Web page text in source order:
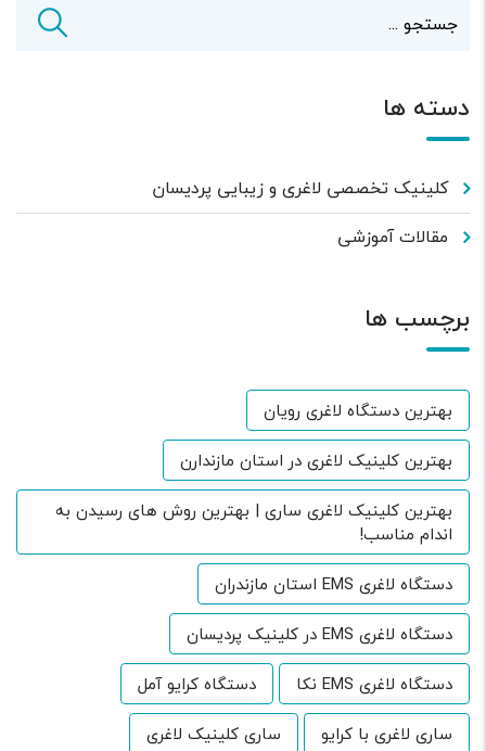
دسته ها
کلینیک تخصصی لاغری و زیبایی پردیسان
مقالات آموزشی
برچسب ها
بهترین دستگاه لاغری رویان
بهترین کلینیک لاغری در استان مازندارن
بهترین کلینیک لاغری ساری | بهترین روش های رسیدن به
اندام مناسب!
دستگاه لاغری EMS استان مازندران
دستگاه لاغری EMS در کلینیک پردیسان
دستگاه لاغری EMS نکا
دستگاه کرایو آمل
ساری لاغری با کرایو
ساری کلینیک لاغری